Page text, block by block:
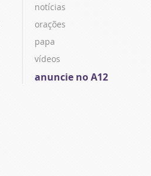
notícias
orações
papa
vídeos
anuncie no A12